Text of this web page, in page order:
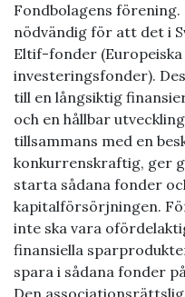
Fondbolagens
nödvändig för att det i
Eltif-fonder
investeringsfonder).
till en långsiktig
och en hållbar
tillsammans med en
konkurrenskraftig, ger
starta sådana fonder
kapitalförsörjningen.
inte ska vara
finansiella
spara i sådana fonder